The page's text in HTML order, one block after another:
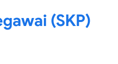
(SKP)